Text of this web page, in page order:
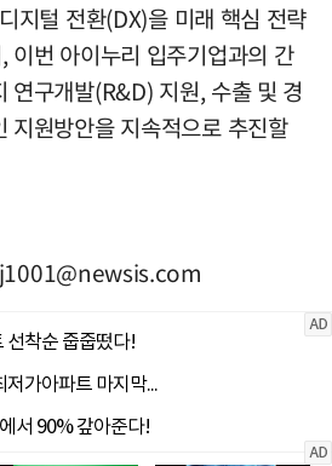
지털 전환(DX)을 미래 핵심 전략
이번 아이누리 입주기업과의 간
연구개발(R&D) 지원, 수출 및 경
지원방안을 지속적으로 추진할